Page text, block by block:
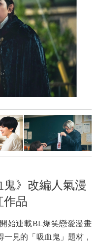
鬼》改編人氣漫
作品
始連載BL爆笑戀愛漫畫
一見的「吸血鬼」題材，